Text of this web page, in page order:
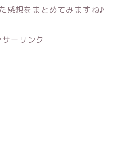
感想をまとめてみますね♪
サーリンク